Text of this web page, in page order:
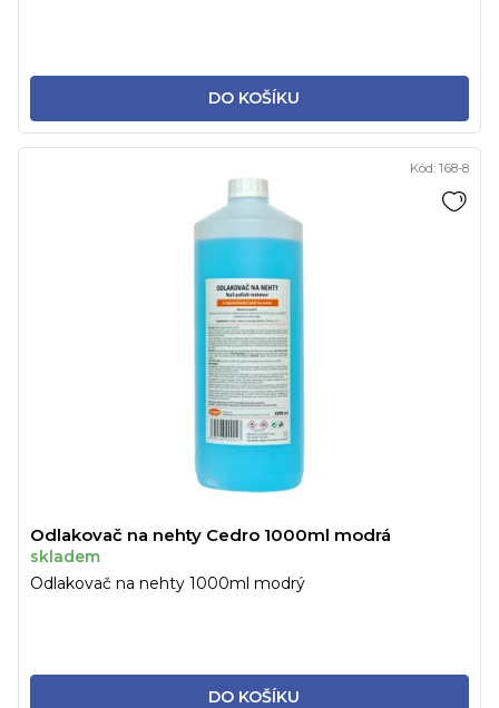
DO KOŠÍKU
Odlakovač na nehty Cedro 1000ml modrá
skladem
DO KOŠÍKU
Odlakovač na nehty 1000ml modrý
Kód: 168-8